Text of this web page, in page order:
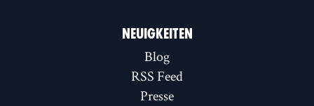
NEUIGKEITEN
Blog
RSS Feed
Presse